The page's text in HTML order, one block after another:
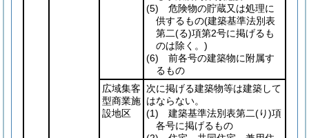
(5) 危険物の貯蔵又は処理に
供するもの(建築基準法別表
第二(る)項第2号に掲げるも
のは除く。)
(6) 前各号の建築物に附属す
るもの
広域集客
型商業施
設地区
次に掲げる建築物等は建築して
はならない。
(1) 建築基準法別表第二(り)項
各号に掲げるもの